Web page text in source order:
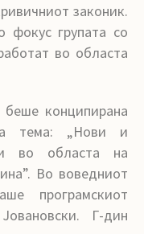
законик.
фокус групата со
во областа
беше конципирана
тема: „Нови и
во областа на
Во воведниот
програмскиот
Г-дин